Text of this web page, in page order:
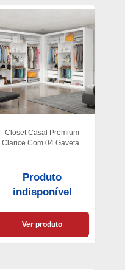
Closet Casal Premium
Clarice Com 04 Gavetas
Produto
indisponível
Ver produto